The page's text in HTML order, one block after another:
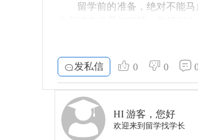
的求职经验，这不仅能激励自
总结
总之，留学不仅是获取知
和恐惧。每个人的经历都是独
留学前的准备，绝对不能
引到教授的眼球，我反复修改
面试前的焦虑
同时，准备面试时我也经
阅读他们的故事时，也不禁流
过程却并不轻松。
教授的严格把关
发私信 0 0
HI 游客，您好
欢迎来到留学找学长